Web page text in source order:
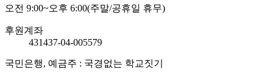
오전 9:00~오후 6:00(주말/공휴일 휴무)
후원계좌
431437-04-005579
국민은행, 예금주 : 국경없는 학교짓기